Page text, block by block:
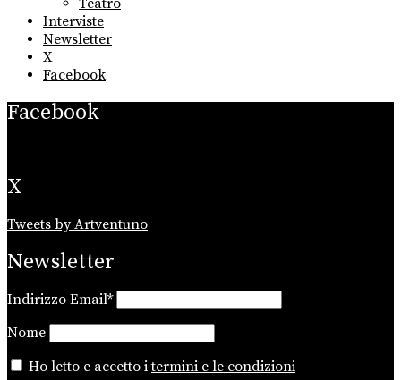
Interviste
Newsletter
X
Facebook
Facebook
X
Tweets by Artventuno
Newsletter
Indirizzo Email*
Nome
Ho letto e accetto itermini e le condizioni